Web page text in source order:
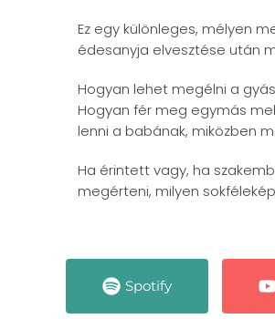
Ez egy különleges, mélyen
édesanyja elvesztése után
Hogyan lehet megélni a
Hogyan fér meg egymás
lenni a babának, miközben
Ha érintett vagy, ha
megérteni, milyen
Spotify